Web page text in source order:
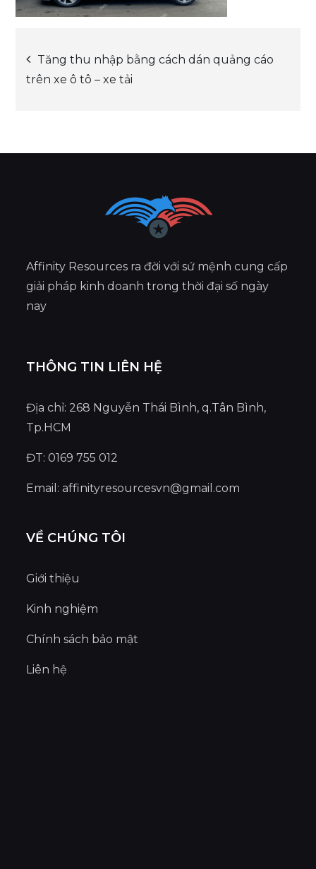
Post
Tăng thu nhập bằng cách dán quảng cáo
trên xe ô tô – xe tải
Affinity Resources ra đời với sứ mệnh cung cấp
giải pháp kinh doanh trong thời đại số ngày
nay
THÔNG TIN LIÊN HỆ
Địa chỉ: 268 Nguyễn Thái Bình, q.Tân Bình,
Tp.HCM
ĐT: 0169 755 012
Email:affinityresourcesvn@gmail.com
VỀ CHÚNG TÔI
Giới thiệu
Kinh nghiệm
Chính sách bảo mật
Liên hệ